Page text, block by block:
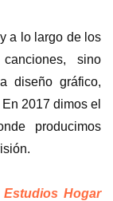
a lo largo de los
sino
diseño gráfico,
2017 dimos el
producimos
Hogar